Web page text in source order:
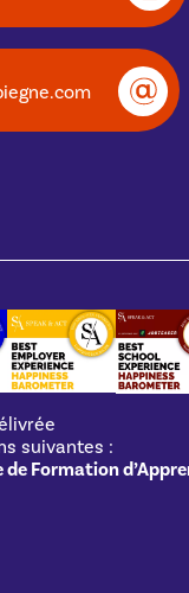
suivantes :
Formation